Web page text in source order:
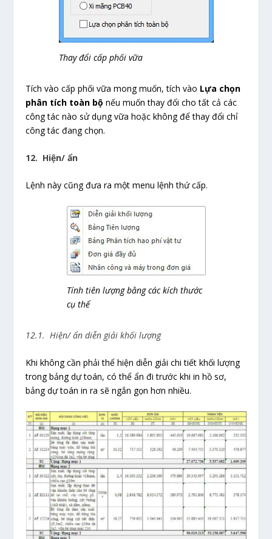
Thay đổi cấp phối vữa
Tích vào cấp phối vữa mong muốn, tích vào Lựa chọn
phân tích toàn bộ nếu muốn thay đổi cho tất cả các
công tác nào sử dụng vữa hoặc không để thay đổi chỉ
công tác đang chọn.
12. Hiện/ ẩn
Lệnh này cũng đưa ra một menu lệnh thứ cấp.
Tính tiên lượng bằng các kích thước
cụ thể
12.1. Hiện/ ẩn diễn giải khối lượng
Khi không cần phải thể hiện diễn giải chi tiết khối lượng
trong bảng dự toán, có thể ẩn đi trước khi in hồ sơ,
bảng dự toán in ra sẽ ngắn gọn hơn nhiều.